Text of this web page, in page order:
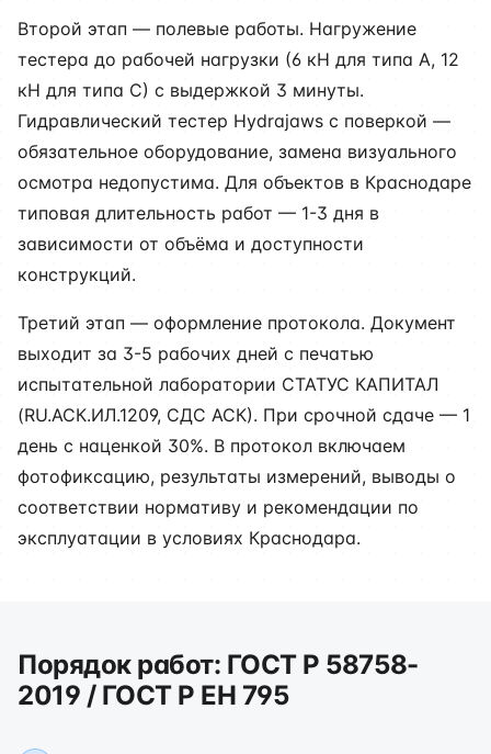
Второй этап — полевые работы. Нагружение
тестера до рабочей нагрузки (6 кН для типа А, 12
кН для типа С) с выдержкой 3 минуты.
Гидравлический тестер Hydrajaws с поверкой —
обязательное оборудование, замена визуального
осмотра недопустима. Для объектов в Краснодаре
типовая длительность работ — 1-3 дня в
зависимости от объёма и доступности
конструкций.
Третий этап — оформление протокола. Документ
выходит за 3-5 рабочих дней с печатью
испытательной лаборатории СТАТУС КАПИТАЛ
(RU.АСК.ИЛ.1209, СДС АСК). При срочной сдаче — 1
день с наценкой 30%. В протокол включаем
фотофиксацию, результаты измерений, выводы о
соответствии нормативу и рекомендации по
эксплуатации в условиях Краснодара.
Порядок работ: ГОСТ Р 58758-
2019 / ГОСТ Р ЕН 795